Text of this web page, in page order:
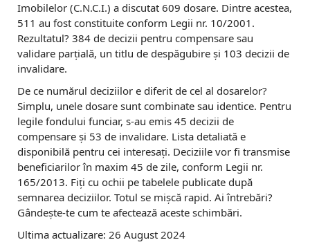
Imobilelor (C.N.C.I.) a discutat 609 dosare. Dintre acestea,
511 au fost constituite conform Legii nr. 10/2001.
Rezultatul? 384 de decizii pentru compensare sau
validare parțială, un titlu de despăgubire și 103 decizii de
invalidare.
De ce numărul deciziilor e diferit de cel al dosarelor?
Simplu, unele dosare sunt combinate sau identice. Pentru
legile fondului funciar, s-au emis 45 decizii de
compensare și 53 de invalidare. Lista detaliată e
disponibilă pentru cei interesați. Deciziile vor fi transmise
beneficiarilor în maxim 45 de zile, conform Legii nr.
165/2013. Fiți cu ochii pe tabelele publicate după
semnarea deciziilor. Totul se mișcă rapid. Ai întrebări?
Gândește-te cum te afectează aceste schimbări.
Ultima actualizare: 26 August 2024